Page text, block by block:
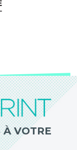
À VOTRE